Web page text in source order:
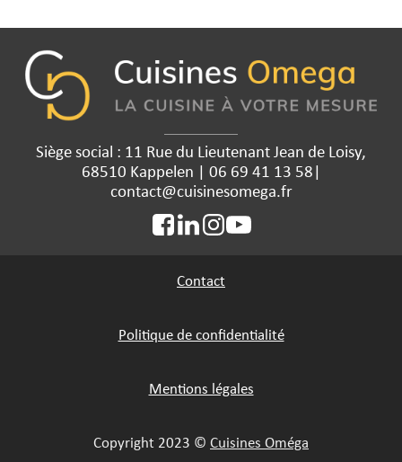
Siège social : 11 Rue du Lieutenant Jean de Loisy,
68510 Kappelen | 06 69 41 13 58|
contact@cuisinesomega.fr
Contact
Politique de confidentialité
Mentions légales
Copyright 2023 © Cuisines Oméga